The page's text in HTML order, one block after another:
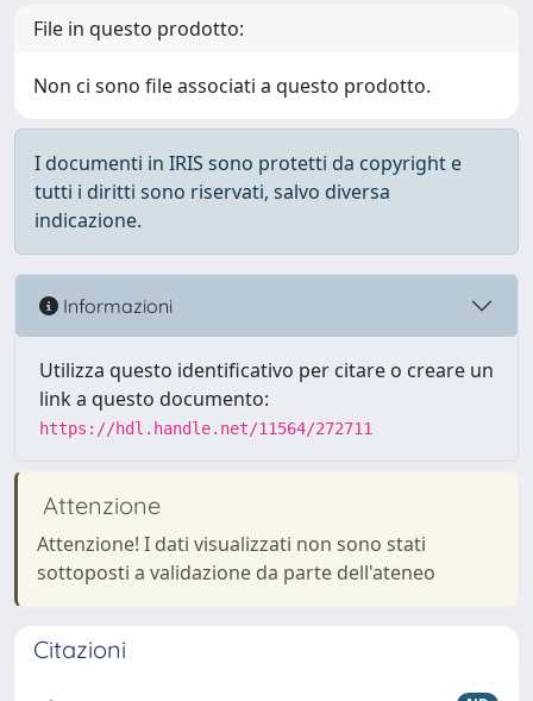
File in questo prodotto:
Non ci sono file associati a questo prodotto.
I documenti in IRIS sono protetti da copyright e
tutti i diritti sono riservati, salvo diversa
indicazione.
Informazioni
Utilizza questo identificativo per citare o creare un
link a questo documento:
https://hdl.handle.net/11564/272711
Attenzione
Attenzione! I dati visualizzati non sono stati
sottoposti a validazione da parte dell'ateneo
Citazioni